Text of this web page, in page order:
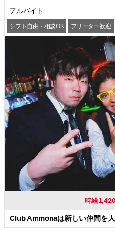
アルバイト
シフト自由・相談OK フリーター歓迎
時給
Club Ammonaは新しい仲間を